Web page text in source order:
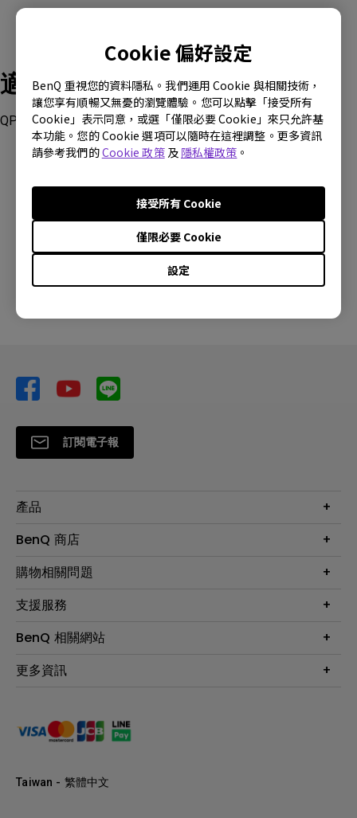
Cookie 偏好設定
BenQ 重視您的資料隱私。我們運用 Cookie 與相關技術，
讓您享有順暢又無憂的瀏覽體驗。您可以點擊「接受所有
Cookie」表示同意，或選「僅限必要 Cookie」來只允許基
本功能。您的 Cookie 選項可以隨時在這裡調整。更多資訊
請參考我們的Cookie 政策及 隱私權政策 。
設定
僅限必要 Cookie
接受所有 Cookie
適用產品型號
QP20
這篇文章是否對您有幫助?
訂閱電子報
產品
大型液晶
投影機
智慧照明
專業拍物視訊鏡頭
BenQ 商店
最新產品與活動
尋找銷售據點
會員綁定LINE教學
購物相關問題
第一次購物就上手
延長保固購買
贈品兌換網站首頁
支援服務
服務公告
保固條例
手冊與軟體下載
產品常見問題
BenQ 相關網站
專業商用解決方案
BenQ 大娛樂家
更多資訊
永續發展
產品碳足跡報告
明基基金會
Taiwan - 繁體中文